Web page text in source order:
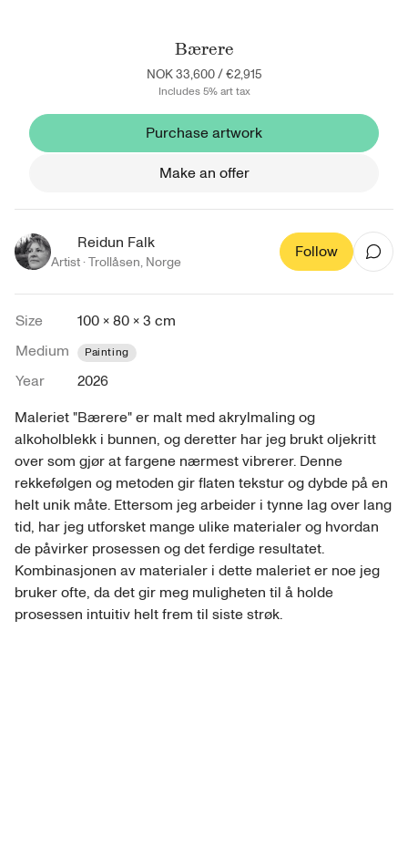
Bærere
NOK 33,600/€2,915
Includes 5% art tax
Purchase artwork
Make an offer
Reidun Falk
Artist ·Trollåsen, Norge
Follow
Size
100 × 80 × 3 cm
Medium
Painting
Year
2026
Maleriet "Bærere" er malt med akrylmaling og
alkoholblekk i bunnen, og deretter har jeg brukt oljekritt
over som gjør at fargene nærmest vibrerer. Denne
rekkefølgen og metoden gir flaten tekstur og dybde på en
helt unik måte. Ettersom jeg arbeider i tynne lag over lang
tid, har jeg utforsket mange ulike materialer og hvordan
de påvirker prosessen og det ferdige resultatet.
Kombinasjonen av materialer i dette maleriet er noe jeg
bruker ofte, da det gir meg muligheten til å holde
prosessen intuitiv helt frem til siste strøk.